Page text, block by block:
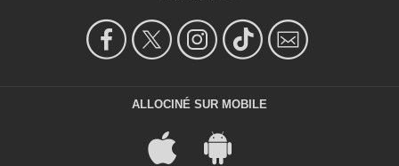
ALLOCINÉ SUR MOBILE